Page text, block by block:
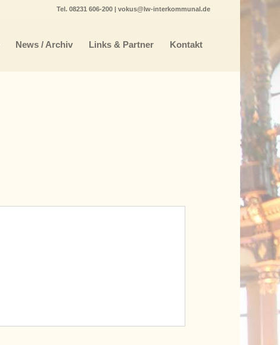
Tel. 08231 606-200 | vokus@lw-interkommunal.de
News / Archiv Links & Partner Kontakt